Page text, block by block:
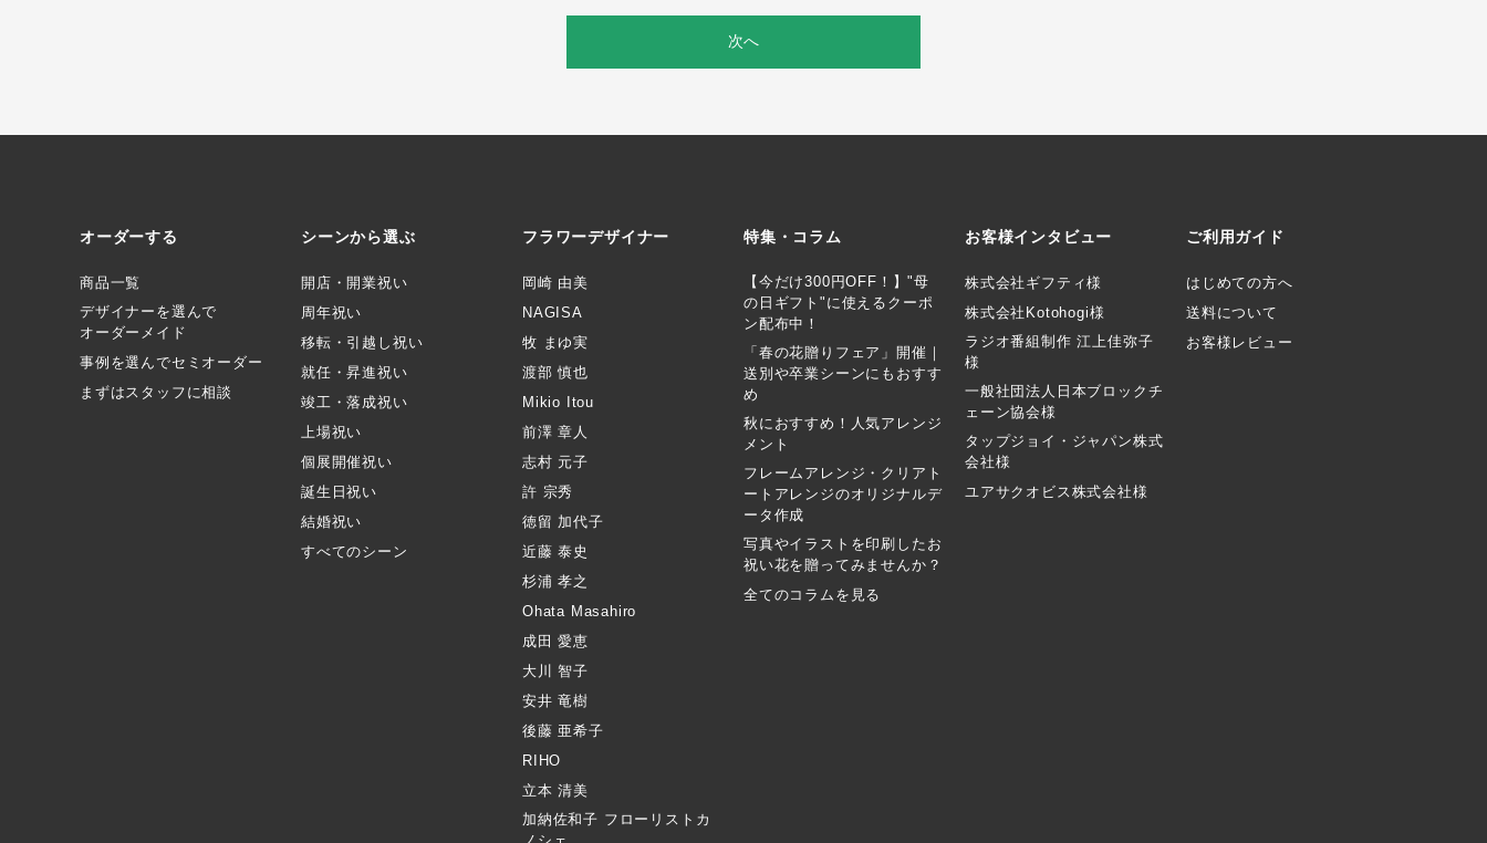
次へ
オーダーする
商品一覧
デザイナーを選んで
オーダーメイド
事例を選んでセミオーダー
まずはスタッフに相談
シーンから選ぶ
開店・開業祝い
周年祝い
移転・引越し祝い
就任・昇進祝い
竣工・落成祝い
上場祝い
個展開催祝い
誕生日祝い
結婚祝い
すべてのシーン
フラワーデザイナー
岡崎 由美
NAGISA
牧 まゆ実
渡部 慎也
Mikio Itou
前澤 章人
志村 元子
許 宗秀
徳留 加代子
近藤 泰史
杉浦 孝之
Ohata Masahiro
成田 愛恵
大川 智子
安井 竜樹
後藤 亜希子
RIHO
立本 清美
加納佐和子 フローリストカ
特集・コラム
【今だけ300円OFF！】"母
の日ギフト"に使えるクーポ
ン配布中！
「春の花贈りフェア」開催｜
送別や卒業シーンにもおすす
め
秋におすすめ！人気アレンジ
メント
フレームアレンジ・クリアト
ートアレンジのオリジナルデ
ータ作成
写真やイラストを印刷したお
祝い花を贈ってみませんか？
全てのコラムを見る
お客様インタビュー
株式会社ギフティ様
株式会社Kotohogi様
ラジオ番組制作 江上佳弥子
様
一般社団法人日本ブロックチ
ェーン協会様
タップジョイ・ジャパン株式
会社様
ユアサクオビス株式会社様
ご利用ガイド
はじめての方へ
送料について
お客様レビュー